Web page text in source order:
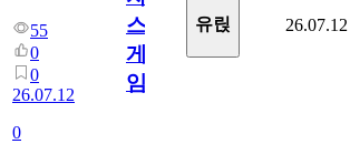
55
0
0
26.07.12
0
스
게
임?
유릱 26.07.12